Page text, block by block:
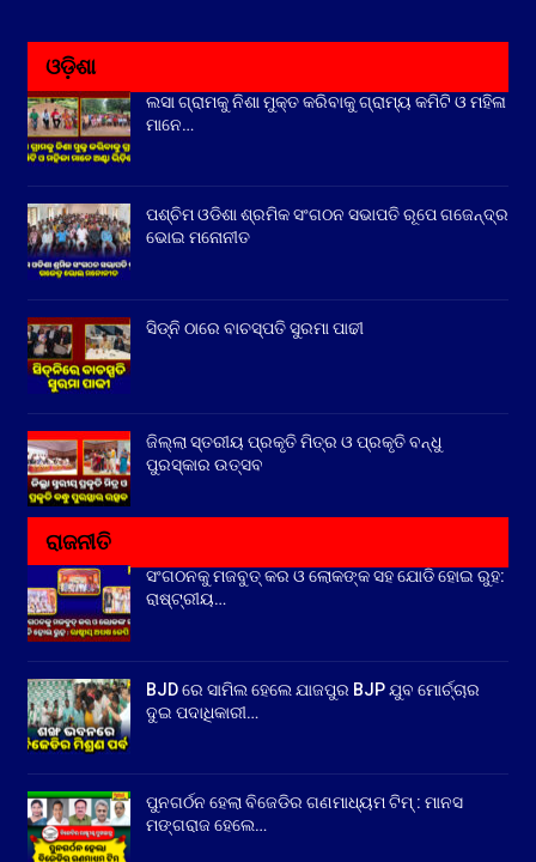
ଓଡ଼ିଶା
ଲସା ଗ୍ରାମକୁ ନିଶା ମୁକ୍ତ କରିବାକୁ ଗ୍ରାମ୍ୟ କମିଟି ଓ ମହିଳା
ମାନେ…
ପଶ୍ଚିମ ଓଡିଶା ଶ୍ରମିକ ସଂଗଠନ ସଭାପତି ରୂପେ ଗଜେନ୍ଦ୍ର
ଭୋଇ ମନୋନୀତ
ସିଡ୍‌ନି ଠାରେ ବାଚସ୍ପତି ସୁରମା ପାଢୀ
ଜିଲ୍ଲା ସ୍ତରୀୟ ପ୍ରକୃତି ମିତ୍ର ଓ ପ୍ରକୃତି ବନ୍ଧୁ
ପୁରସ୍କାର ଉତ୍ସବ
ରାଜନୀତି
ସଂଗଠନକୁ ମଜବୁତ୍ କର ଓ ଲୋକଙ୍କ ସହ ଯୋଡି ହୋଇ ରୁହ:
ରାଷ୍ଟ୍ରୀୟ…
BJD ରେ ସାମିଲ ହେଲେ ଯାଜପୁର BJP ଯୁବ ମୋର୍ଚ୍ଚାର
ଦୁଇ ପଦାଧିକାରୀ…
ପୁନଗର୍ଠନ ହେଲା ବିଜେଡିର ଗଣମାଧ୍ୟମ ଟିମ୍ : ମାନସ
ମଙ୍ଗରାଜ ହେଲେ…